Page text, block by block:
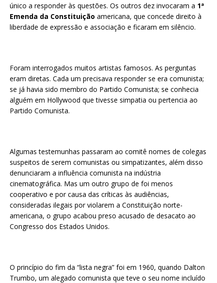
único a responder às questões. Os outros dez invocaram a 1ª
Emenda da Constituição americana, que concede direito à
liberdade de expressão e associação e ficaram em silêncio.
Foram interrogados muitos artistas famosos. As perguntas
eram diretas. Cada um precisava responder se era comunista;
se já havia sido membro do Partido Comunista; se conhecia
alguém em Hollywood que tivesse simpatia ou pertencia ao
Partido Comunista.
Algumas testemunhas passaram ao comitê nomes de colegas
suspeitos de serem comunistas ou simpatizantes, além disso
denunciaram a influência comunista na indústria
cinematográfica. Mas um outro grupo de foi menos
cooperativo e por causa das críticas às audiências,
consideradas ilegais por violarem a Constituição norte-
americana, o grupo acabou preso acusado de desacato ao
Congresso dos Estados Unidos.
O princípio do fim da “lista negra” foi em 1960, quando Dalton
Trumbo, um alegado comunista que teve o seu nome incluído